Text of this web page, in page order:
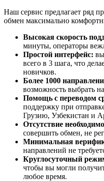
Наш сервис предлагает ряд
обмен максимально
Высокая скорость
минуты, операторы
Простой интерфейс:
всего в 3 шага, что
новичков.
Более 1000
возможность выбрать
Помощь с переводом
поддержку при
Грузию, Узбекистан и
Отсутствие
совершить обмен, не
Минимальная
направлений не
Круглосуточный
чтобы вы могли
любое время.